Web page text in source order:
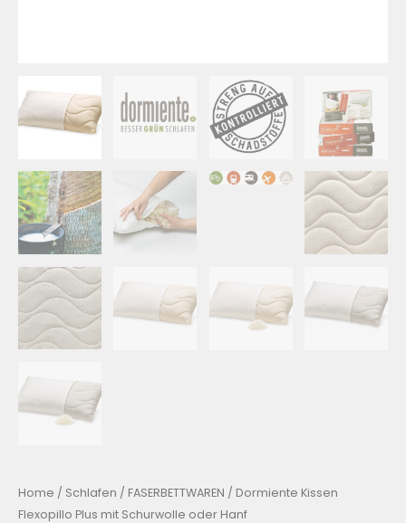
Home / Schlafen / FASERBETTWAREN / Dormiente Kissen
Flexopillo Plus mit Schurwolle oder Hanf